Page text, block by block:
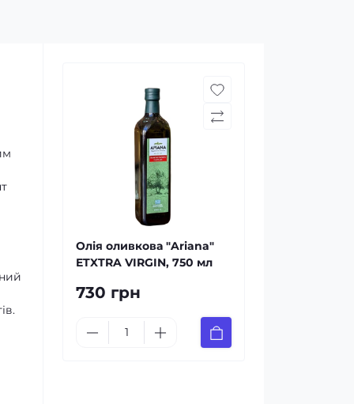
Олія оливкова "Ariana"
ETXTRA VIRGIN, 750 мл
730 грн